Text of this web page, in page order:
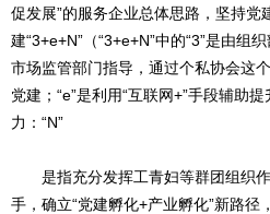
促发展”的服务企业总体思路，坚持党
建“3+e+N”（“3+e+N”中的“3”是由组
市场监管部门指导，通过个私协会这
党建；“e”是利用“互联网+”手段辅助
力：“N”
是指充分发挥工青妇等群团组织作
手，确立“党建孵化+产业孵化”新路径